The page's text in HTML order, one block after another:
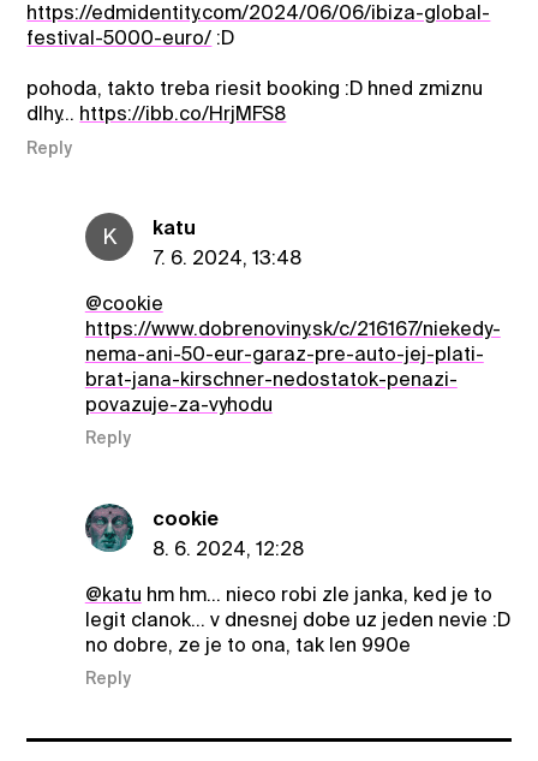
https://edmidentity.com/2024/06/06/ibiza-global-
festival-5000-euro/ :D
pohoda, takto treba riesit booking :D hned zmiznu
dlhy... https://ibb.co/HrjMFS8
Reply
K
katu
7. 6. 2024, 13:48
@cookie
https://www.dobrenoviny.sk/c/216167/niekedy-
nema-ani-50-eur-garaz-pre-auto-jej-plati-
brat-jana-kirschner-nedostatok-penazi-
povazuje-za-vyhodu
Reply
cookie
8. 6. 2024, 12:28
@katu hm hm... nieco robi zle janka, ked je to
legit clanok... v dnesnej dobe uz jeden nevie :D
no dobre, ze je to ona, tak len 990e
Reply